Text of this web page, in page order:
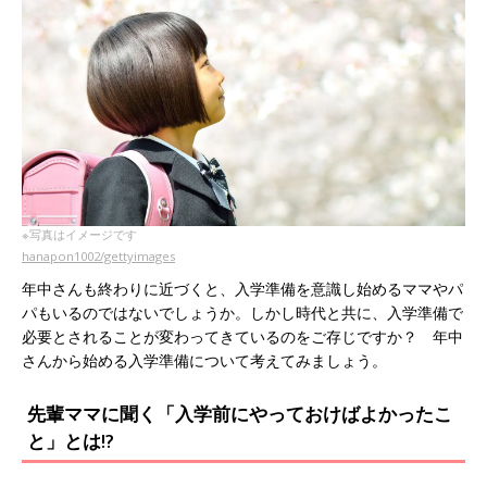
※写真はイメージです
hanapon1002/gettyimages
年中さんも終わりに近づくと、入学準備を意識し始めるママやパ
パもいるのではないでしょうか。しかし時代と共に、入学準備で
必要とされることが変わってきているのをご存じですか？ 年中
さんから始める入学準備について考えてみましょう。
先輩ママに聞く「入学前にやっておけばよかったこ
と」とは!?